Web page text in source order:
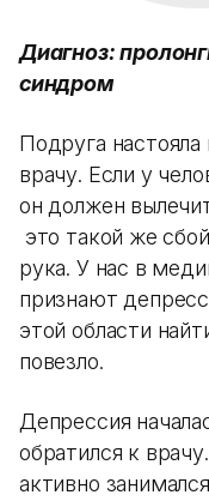
Диагноз:
синдром
Подруга
врачу. Если у
он должен
это такой же
рука. У нас в
признают
этой области
повезло.
Депрессия
обратился к
активно